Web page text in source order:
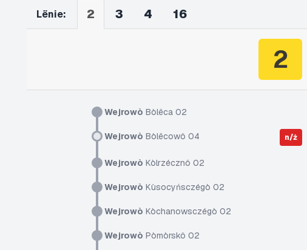
Lënie: 2 3 4 16
2
Wejrowò Bòlëca 02
Wejrowò Bòlëcowô 04 n/ż
Wejrowò Kòlrzécznô 02
Wejrowò Kùsocyńsczégò 02
Wejrowò Kòchanowsczégò 02
Wejrowò Pòmòrskô 02